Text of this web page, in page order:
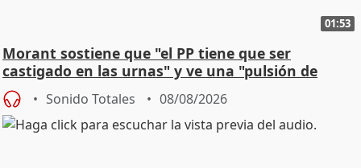
01:53
Morant sostiene que "el PP tiene que ser
castigado en las urnas" y ve una "pulsión de
cambio"
Sonido Totales 08/08/2026